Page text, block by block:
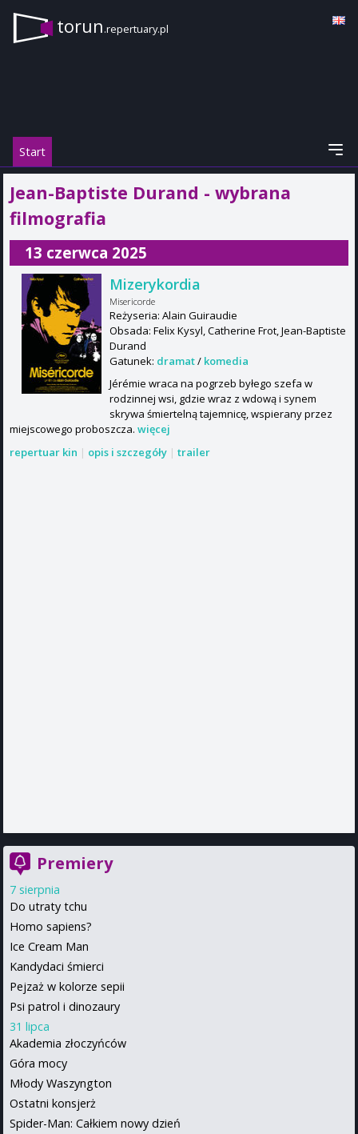
torun.repertuary.pl
Start
Jean-Baptiste Durand - wybrana
filmografia
13 czerwca 2025
Mizerykordia
Misericorde
Reżyseria: Alain Guiraudie
Obsada: Felix Kysyl, Catherine Frot, Jean-Baptiste
Durand
Gatunek: dramat/ komedia
Jérémie wraca na pogrzeb byłego szefa w
rodzinnej wsi, gdzie wraz z wdową i synem
skrywa śmiertelną tajemnicę, wspierany przez
miejscowego proboszcza. więcej
repertuar kin | opis i szczegóły | trailer
Premiery
7 sierpnia
Do utraty tchu
Homo sapiens?
Ice Cream Man
Kandydaci śmierci
Pejzaż w kolorze sepii
Psi patrol i dinozaury
31 lipca
Akademia złoczyńców
Góra mocy
Młody Waszyngton
Ostatni konsjerż
Spider-Man: Całkiem nowy dzień